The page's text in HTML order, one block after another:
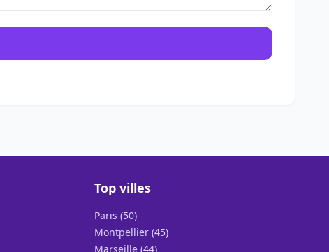
Top villes
Paris (50)
Montpellier (45)
Marseille (44)